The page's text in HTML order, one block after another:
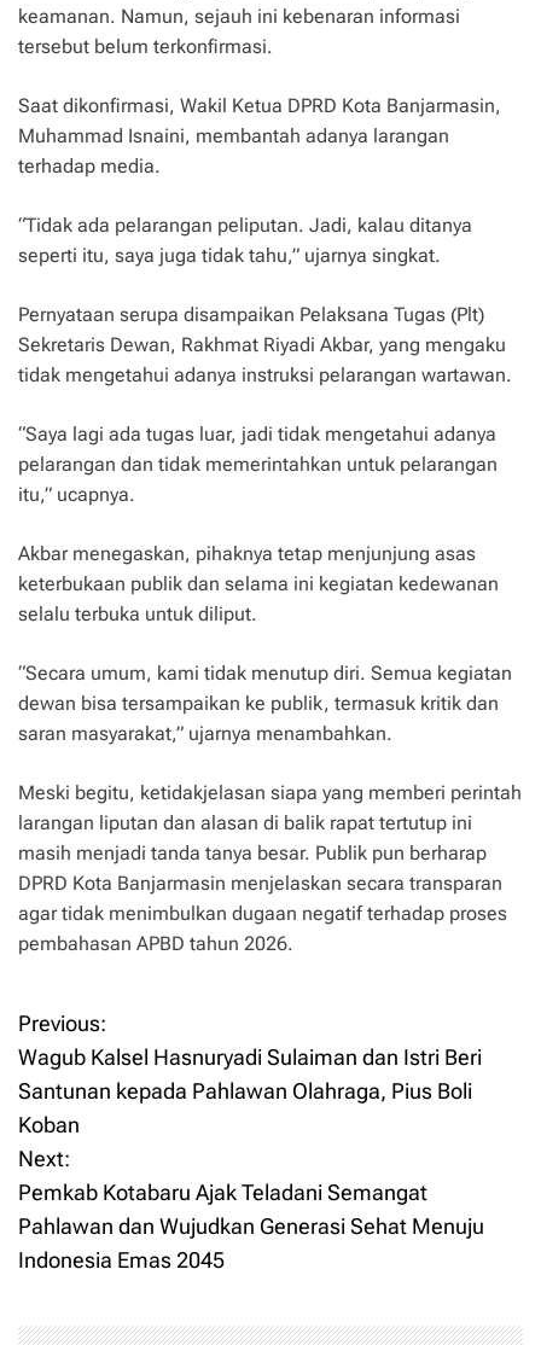
keamanan. Namun, sejauh ini kebenaran informasi
tersebut belum terkonfirmasi.
Saat dikonfirmasi, Wakil Ketua DPRD Kota Banjarmasin,
Muhammad Isnaini, membantah adanya larangan
terhadap media.
“Tidak ada pelarangan peliputan. Jadi, kalau ditanya
seperti itu, saya juga tidak tahu,” ujarnya singkat.
Pernyataan serupa disampaikan Pelaksana Tugas (Plt)
Sekretaris Dewan, Rakhmat Riyadi Akbar, yang mengaku
tidak mengetahui adanya instruksi pelarangan wartawan.
“Saya lagi ada tugas luar, jadi tidak mengetahui adanya
pelarangan dan tidak memerintahkan untuk pelarangan
itu,” ucapnya.
Akbar menegaskan, pihaknya tetap menjunjung asas
keterbukaan publik dan selama ini kegiatan kedewanan
selalu terbuka untuk diliput.
“Secara umum, kami tidak menutup diri. Semua kegiatan
dewan bisa tersampaikan ke publik, termasuk kritik dan
saran masyarakat,” ujarnya menambahkan.
Meski begitu, ketidakjelasan siapa yang memberi perintah
larangan liputan dan alasan di balik rapat tertutup ini
masih menjadi tanda tanya besar. Publik pun berharap
DPRD Kota Banjarmasin menjelaskan secara transparan
agar tidak menimbulkan dugaan negatif terhadap proses
pembahasan APBD tahun 2026.
P
o
s
t
n
Previous:
Wagub Kalsel Hasnuryadi Sulaiman dan Istri Beri
Santunan kepada Pahlawan Olahraga, Pius Boli
Koban
Next:
Pemkab Kotabaru Ajak Teladani Semangat
Pahlawan dan Wujudkan Generasi Sehat Menuju
Indonesia Emas 2045